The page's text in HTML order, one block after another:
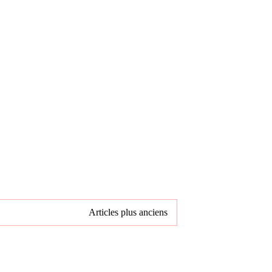
Articles plus anciens